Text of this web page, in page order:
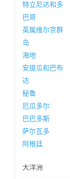
特立尼达和多
巴哥
英属维尔京群
岛
海地
安提瓜和巴布
达
秘鲁
厄瓜多尔
巴巴多斯
萨尔瓦多
阿根廷
大洋洲